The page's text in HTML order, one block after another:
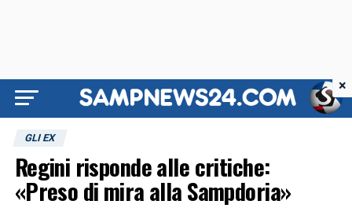
GLI EX
Regini risponde alle critiche:
«Preso di mira alla Sampdoria»
×